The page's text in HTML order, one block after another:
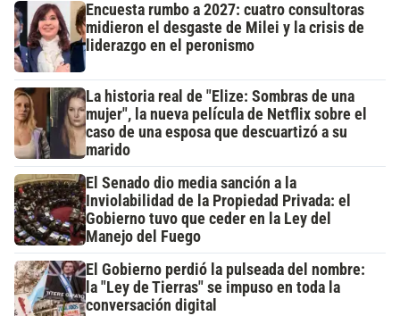
Encuesta rumbo a 2027: cuatro consultoras
midieron el desgaste de Milei y la crisis de
liderazgo en el peronismo
La historia real de "Elize: Sombras de una
mujer", la nueva película de Netflix sobre el
caso de una esposa que descuartizó a su
marido
El Senado dio media sanción a la
Inviolabilidad de la Propiedad Privada: el
Gobierno tuvo que ceder en la Ley del
Manejo del Fuego
El Gobierno perdió la pulseada del nombre:
la "Ley de Tierras" se impuso en toda la
conversación digital